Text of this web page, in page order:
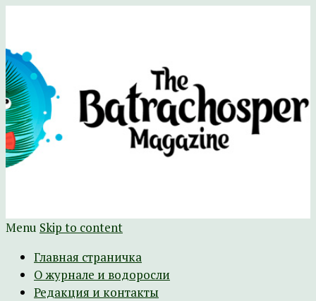
The Batrachospermum Magazine
Батрахоспермум (официальный сайт)
Menu Skip to content
Главная страничка
О журнале и водоросли
Редакция и контакты